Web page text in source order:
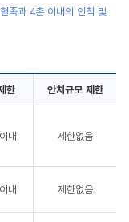
족과 4촌 이내의 인척 및
한 안치규모 제한
내 제한없음
내 제한없음